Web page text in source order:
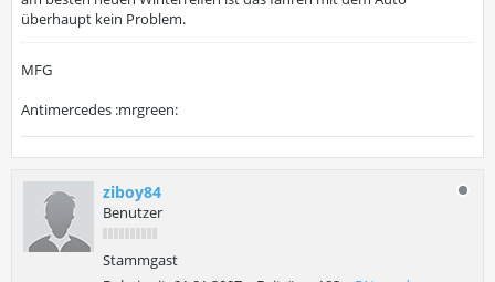
überhaupt kein Problem.
MFG
Antimercedes :mrgreen:
ziboy84
Benutzer
Stammgast